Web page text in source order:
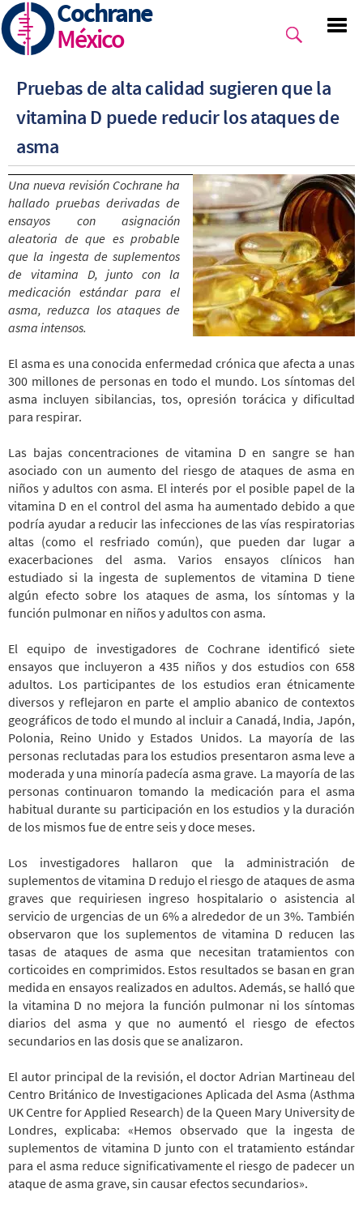
Skip
to
main
Cochrane
México
Pruebas de alta calidad sugieren que la
vitamina D puede reducir los ataques de
asma
Una nueva revisión Cochrane ha
hallado pruebas derivadas de
ensayos con asignación
aleatoria de que es probable
que la ingesta de suplementos
de vitamina D, junto con la
medicación estándar para el
asma, reduzca los ataques de
asma intensos.
El asma es una conocida enfermedad crónica que afecta a unas
300 millones de personas en todo el mundo. Los síntomas del
asma incluyen sibilancias, tos, opresión torácica y dificultad
para respirar.
Las bajas concentraciones de vitamina D en sangre se han
asociado con un aumento del riesgo de ataques de asma en
niños y adultos con asma. El interés por el posible papel de la
vitamina D en el control del asma ha aumentado debido a que
podría ayudar a reducir las infecciones de las vías respiratorias
altas (como el resfriado común), que pueden dar lugar a
exacerbaciones del asma. Varios ensayos clínicos han
estudiado si la ingesta de suplementos de vitamina D tiene
algún efecto sobre los ataques de asma, los síntomas y la
función pulmonar en niños y adultos con asma.
El equipo de investigadores de Cochrane identificó siete
ensayos que incluyeron a 435 niños y dos estudios con 658
adultos. Los participantes de los estudios eran étnicamente
diversos y reflejaron en parte el amplio abanico de contextos
geográficos de todo el mundo al incluir a Canadá, India, Japón,
Polonia, Reino Unido y Estados Unidos. La mayoría de las
personas reclutadas para los estudios presentaron asma leve a
moderada y una minoría padecía asma grave. La mayoría de las
personas continuaron tomando la medicación para el asma
habitual durante su participación en los estudios y la duración
de los mismos fue de entre seis y doce meses.
Los investigadores hallaron que la administración de
suplementos de vitamina D redujo el riesgo de ataques de asma
graves que requiriesen ingreso hospitalario o asistencia al
servicio de urgencias de un 6% a alrededor de un 3%. También
observaron que los suplementos de vitamina D reducen las
tasas de ataques de asma que necesitan tratamientos con
corticoides en comprimidos. Estos resultados se basan en gran
medida en ensayos realizados en adultos. Además, se halló que
la vitamina D no mejora la función pulmonar ni los síntomas
diarios del asma y que no aumentó el riesgo de efectos
secundarios en las dosis que se analizaron.
El autor principal de la revisión, el doctor Adrian Martineau del
Centro Británico de Investigaciones Aplicada del Asma (Asthma
UK Centre for Applied Research) de la Queen Mary University de
Londres, explicaba: «Hemos observado que la ingesta de
suplementos de vitamina D junto con el tratamiento estándar
para el asma reduce significativamente el riesgo de padecer un
ataque de asma grave, sin causar efectos secundarios».